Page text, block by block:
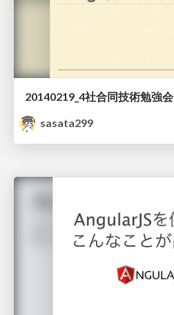
20140219_4社合同技術勉強会
sasata299